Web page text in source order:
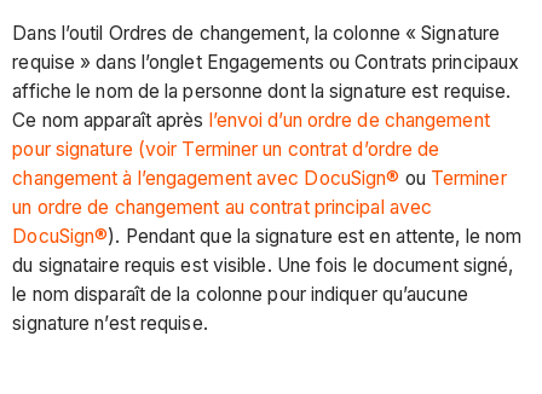
Dans l’outil Ordres de changement, la colonne « Signature
requise » dans l’onglet Engagements ou Contrats principaux
affiche le nom de la personne dont la signature est requise.
Ce nom apparaît après l’envoi d’un ordre de changement
pour signature (voir Terminer un contrat d’ordre de
changement à l’engagement avec DocuSign® ou Terminer
un ordre de changement au contrat principal avec
DocuSign®). Pendant que la signature est en attente, le nom
du signataire requis est visible. Une fois le document signé,
le nom disparaît de la colonne pour indiquer qu’aucune
signature n’est requise.